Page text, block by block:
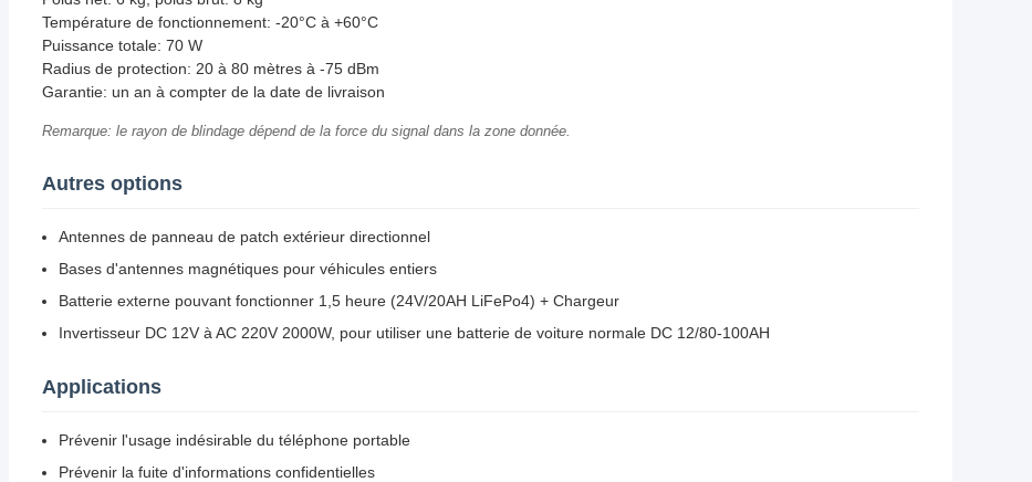
Température de fonctionnement: -20°C à +60°C
Puissance totale: 70 W
Radius de protection: 20 à 80 mètres à -75 dBm
Garantie: un an à compter de la date de livraison
Remarque: le rayon de blindage dépend de la force du signal dans la zone donnée.
Autres options
Antennes de panneau de patch extérieur directionnel
Bases d'antennes magnétiques pour véhicules entiers
Batterie externe pouvant fonctionner 1,5 heure (24V/20AH LiFePo4) + Chargeur
Invertisseur DC 12V à AC 220V 2000W, pour utiliser une batterie de voiture normale DC 12/80-100AH
Applications
Prévenir l'usage indésirable du téléphone portable
Prévenir la fuite d'informations confidentielles